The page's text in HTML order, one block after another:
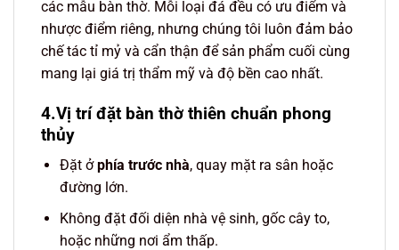
các mẫu bàn thờ. Mỗi loại đá đều có ưu điểm và
nhược điểm riêng, nhưng chúng tôi luôn đảm bảo
chế tác tỉ mỷ và cẩn thận để sản phẩm cuối cùng
mang lại giá trị thẩm mỹ và độ bền cao nhất.
4.Vị trí đặt bàn thờ thiên chuẩn phong
thủy
Đặt ởphía trước nhà, quay mặt ra sân hoặc
đường lớn.
Không đặt đối diện nhà vệ sinh, gốc cây to,
hoặc những nơi ẩm thấp.